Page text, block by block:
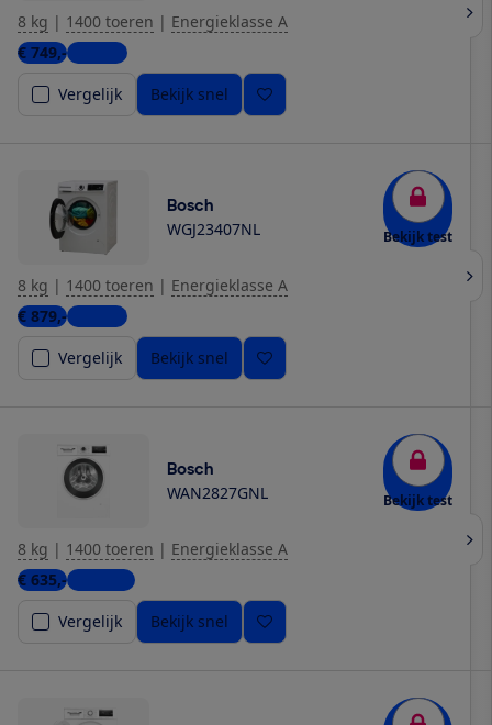
8 kg | 1400 toeren | Energieklasse A
€ 749,-1 winkel
Vergelijk
Bekijk snel
Bosch
WGJ23407NL Bekijk test
8 kg | 1400 toeren | Energieklasse A
€ 879,-1 winkel
Vergelijk
Bekijk snel
Bosch
WAN2827GNL Bekijk test
8 kg | 1400 toeren | Energieklasse A
€ 635,-5 winkels
Vergelijk
Bekijk snel